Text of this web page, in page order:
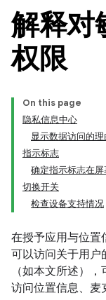
解释对
权限
On this page
隐私信息中心
显示数据访问的理
指示标志
确定指示标志在
切换开关
检查设备支持情况
在授予应用与位置
可以访问关于用户
（如本文所述）
访问位置信息、麦